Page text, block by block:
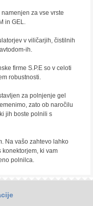
za vse vrste
in GEL.
v viličarjih, čistilnih
ih.
firme S.P.E so v celoti
robustnosti.
za polnjenje gel
zato ob naročilu
jih boste polnili s
Na vašo zahtevo lahko
ki vam
polnilca.